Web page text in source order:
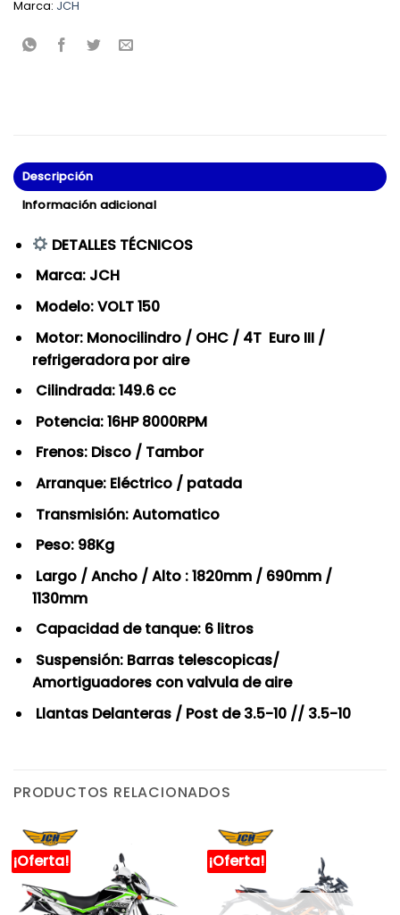
Marca: JCH
Descripción
Información adicional
DETALLES TÉCNICOS
Marca: JCH
Modelo: VOLT 150
Motor: Monocilindro / OHC / 4T Euro III /
refrigeradora por aire
Cilindrada: 149.6 cc
Potencia: 16HP 8000RPM
Frenos: Disco / Tambor
Arranque: Eléctrico / patada
Transmisión: Automatico
Peso: 98Kg
Largo / Ancho / Alto : 1820mm / 690mm /
1130mm
Capacidad de tanque: 6 litros
Suspensión: Barras telescopicas/
Amortiguadores con valvula de aire
Llantas Delanteras / Post de 3.5-10 // 3.5-10
PRODUCTOS RELACIONADOS
¡Oferta! ¡Oferta!